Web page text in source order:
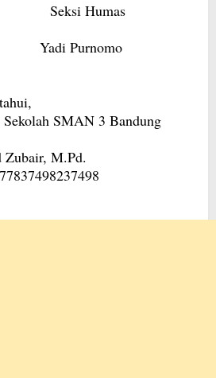
Seksi Humas
Purnomo
SMAN 3 Bandung
M.Pd.